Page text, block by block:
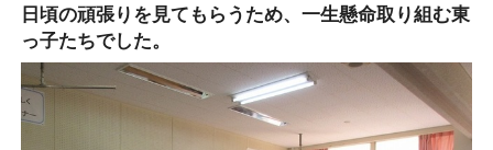
日頃の頑張りを見てもらうため、一生懸命取り組む東
っ子たちでした。